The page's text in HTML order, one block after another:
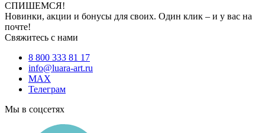
СПИШЕМСЯ!
Новинки, акции и бонусы для своих. Один клик – и у вас на
почте!
Свяжитесь с нами
8 800 333 81 17
info@luara-art.ru
MAX
Телеграм
Мы в соцсетях